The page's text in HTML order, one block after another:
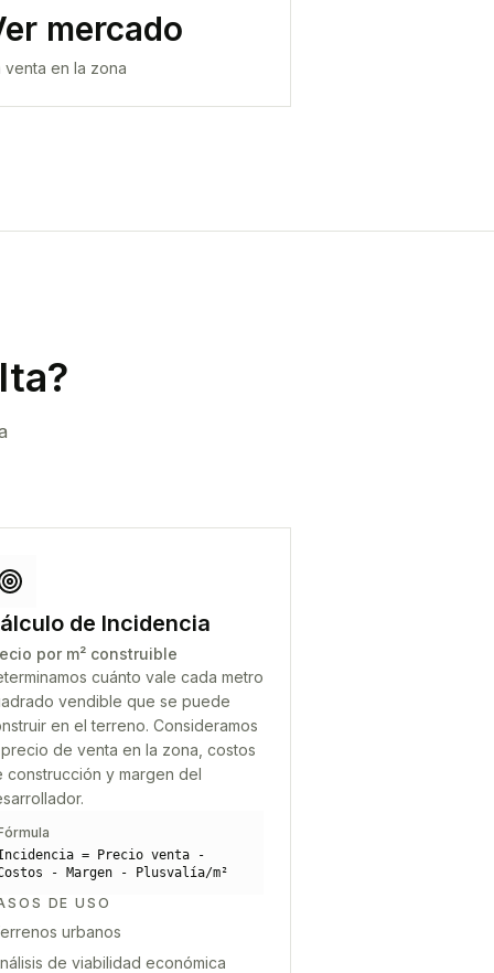
mercado
venta en la zona
?
de Incidencia
por m² construible
cuánto vale cada metro
vendible que se puede
en el terreno. Consideramos
de venta en la zona, costos
construcción y margen del
= Precio venta -
- Margen - Plusvalía/m²
DE USO
urbanos
de viabilidad económica